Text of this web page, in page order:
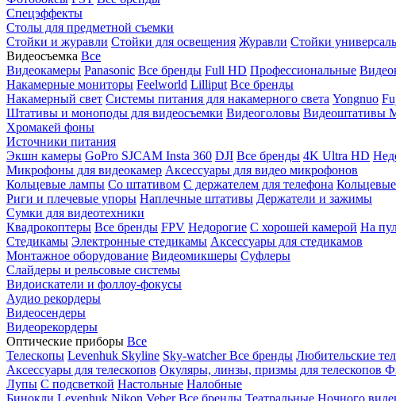
Спецэффекты
Столы для предметной съемки
Стойки и журавли Стойки для освещения Журавли Стойки
Видеосъемка Все
Видеокамеры Panasonic Все бренды Full HD Профессиональные
Накамерные мониторы Feelworld Lilliput Все бренды
Накамерный свет Системы питания для накамерного света Yongnuo
Штативы и моноподы для видеосъемки Видеоголовы Видеоштативы
Хромакей фоны
Источники питания
Экшн камеры GoPro SJCAM Insta 360 DJI Все бренды 4K Ultra HD
Микрофоны для видеокамер Аксессуары для видео микрофонов
Кольцевые лампы Со штативом C держателем для телефона
Риги и плечевые упоры Наплечные штативы Держатели и зажимы
Сумки для видеотехники
Квадрокоптеры Все бренды FPV Недорогие С хорошей камерой На
Стедикамы Электронные стедикамы Аксессуары для стедикамов
Монтажное оборудование Видеомикшеры Суфлеры
Слайдеры и рельсовые системы
Видоискатели и фоллоу-фокусы
Аудио рекордеры
Видеосендеры
Видеорекордеры
Оптические приборы Все
Телескопы Levenhuk Skyline Sky-watcherВсе бренды Любительские
Аксессуары для телескопов Окуляры, линзы, призмы для телескопов
Лупы С подсветкой Настольные Налобные
Бинокли Levenhuk Nikon VeberВсе бренды Театральные Ночного